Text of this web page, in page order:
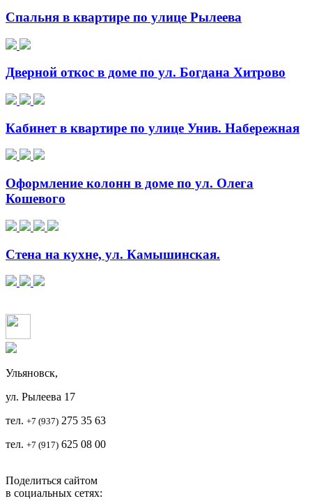
Спальня в квартире по улице Рылеева
Дверной откос в доме по ул. Богдана Хитрово
Кабинет в квартире по улице Унив. Набережная
Оформление колонн в доме по ул. Олега
Кошевого
Стена на кухне, ул. Камышинская.
Ульяновск,
ул. Рылеева 17
тел. +7 (937) 275 35 63
тел. +7 (917) 625 08 00
Поделиться сайтом
в социальных сетях: